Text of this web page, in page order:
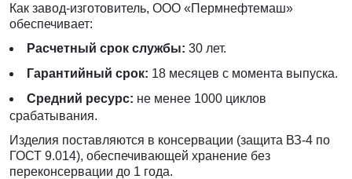
Как завод-изготовитель, ООО «Пермнефтемаш»
обеспечивает:
Расчетный срок службы: 30 лет.
Гарантийный срок: 18 месяцев с момента выпуска.
Средний ресурс: не менее 1000 циклов
срабатывания.
Изделия поставляются в консервации (защита ВЗ-4 по
ГОСТ 9.014), обеспечивающей хранение без
переконсервации до 1 года.